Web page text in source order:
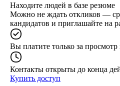
Находите людей в базе резюме
Можно не ждать откликов —
кандидатов и приглашайте на
Вы платите только за просмотр
Контакты открыты до конца
Купить доступ